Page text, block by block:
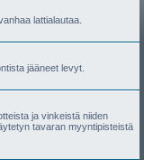
lattialautaa.
jääneet levyt.
ja vinkeistä niiden
tavaran myyntipisteistä